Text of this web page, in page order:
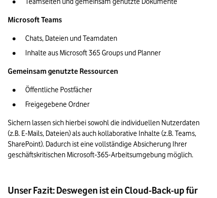
Microsoft Teams
Chats, Dateien und Teamdaten
Inhalte aus Microsoft 365 Groups und Planner
Gemeinsam genutzte Ressourcen
Öffentliche Postfächer
Freigegebene Ordner
Sichern lassen sich hierbei sowohl die individuellen Nutzerdaten
(z.B. E-Mails, Dateien) als auch kollaborative Inhalte (z.B. Teams,
SharePoint). Dadurch ist eine vollständige Absicherung Ihrer
geschäftskritischen Microsoft‑365-Arbeitsumgebung möglich.
Unser Fazit: Deswegen ist ein Cloud-Back-up für